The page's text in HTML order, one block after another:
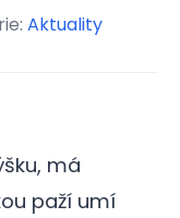
Aktuality
má
paží umí